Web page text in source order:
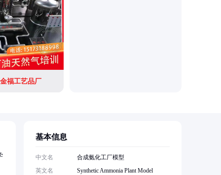
福工艺品厂
基本信息
中文名
合成氨化工厂模型
英文名
Synthetic Ammonia Plant Model